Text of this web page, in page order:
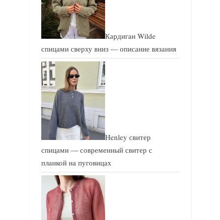
Кардиган Wilde
спицами сверху вниз — описание вязания
Henley свитер
спицами — современный свитер с
планкой на пуговицах